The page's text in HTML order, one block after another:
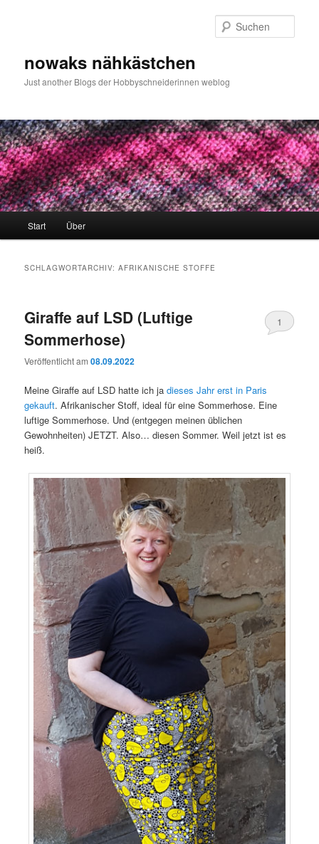
nowaks nähkästchen
Just another Blogs der Hobbyschneiderinnen weblog
Start Über
SCHLAGWORTARCHIV:AFRIKANISCHE STOFFE
Giraffe auf LSD (Luftige
Sommerhose)
Veröffentlicht am08.09.2022
1
Meine Giraffe auf LSD hatte ich jadieses Jahr erst in Paris
gekauft. Afrikanischer Stoff, ideal für eine Sommerhose. Eine
luftige Sommerhose. Und (entgegen meinen üblichen
Gewohnheiten) JETZT. Also… diesen Sommer. Weil jetzt ist es
heiß.